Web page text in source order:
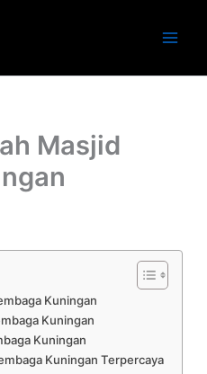
Masjid
Kuningan
Kuningan
Kuningan
Kuningan Terpercaya